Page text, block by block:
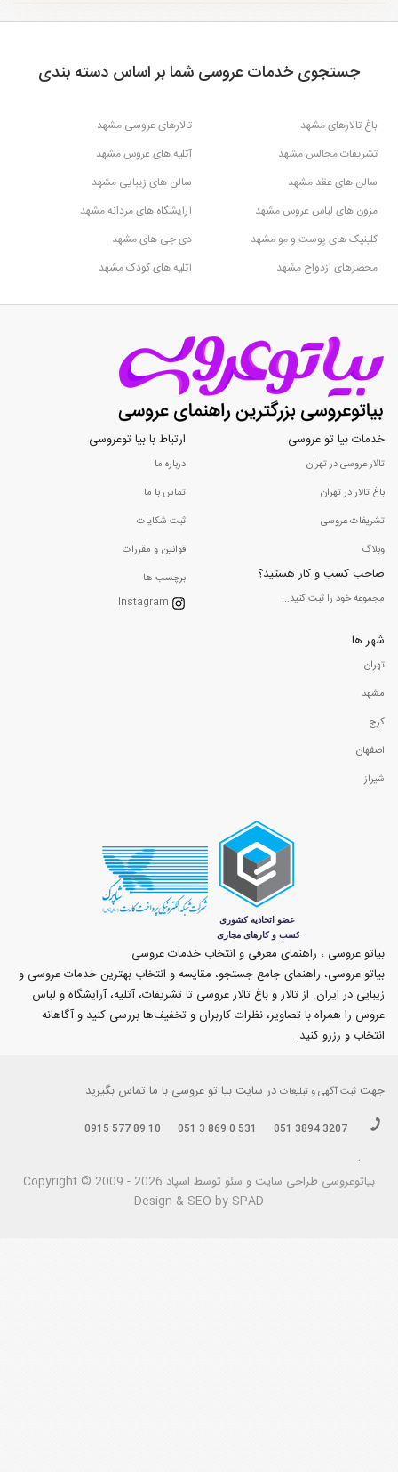
جستجوی خدمات عروسی شما بر اساس دسته بندی
باغ تالارهای مشهد
تالارهای عروسی مشهد
تشریفات مجالس مشهد
آتلیه های عروس مشهد
سالن های عقد مشهد
سالن های زیبایی مشهد
مزون های لباس عروس مشهد
آرایشگاه های مردانه مشهد
کلینیک های پوست و مو مشهد
دی جی های مشهد
محضرهای ازدواج مشهد
آتلیه های کودک مشهد
خدمات بیا تو عروسی
تالار عروسی در تهران
باغ تالار در تهران
تشریفات عروسی
وبلاگ
صاحب کسب و کار هستید؟
مجموعه خود را ثبت کنید...
ارتباط با بیا توعروسی
درباره ما
تماس با ما
ثبت شکایات
قوانین و مقررات
برچسب ها
Instagram
شهر ها
تهران
مشهد
کرج
اصفهان
شیراز
بیاتو عروسی ، راهنمای معرفی و انتخاب خدمات عروسی
بیاتو عروسی، راهنمای جامع جستجو، مقایسه و انتخاب بهترین خدمات عروسی و
زیبایی در ایران. از تالار و باغ تالار عروسی تا تشریفات، آتلیه، آرایشگاه و لباس
عروس را همراه با تصاویر، نظرات کاربران و تخفیف‌ها بررسی کنید و آگاهانه
انتخاب و رزرو کنید.
جهت ثبت آگهی و تبلیغات در سایت بیا تو عروسی با ما تماس بگیرید
051 3894 3207
051 3 869 0 531
0915 577 89 10
.
بیاتوعروسی Copyright © 2009 - 2026 طراحی سايت و سئو توسط اسپاد
Design & SEO by SPAD